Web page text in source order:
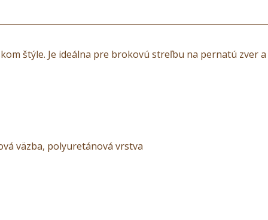
štýle. Je ideálna pre brokovú streľbu na pernatú zver
väzba, polyuretánová vrstva